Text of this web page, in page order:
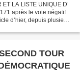
LA LISTE UNIQUE D’
après le vote négatif
d’hier, depuis plusieurs
TOUR